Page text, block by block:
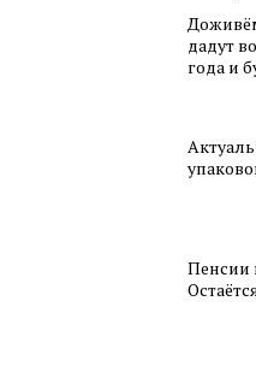
дадут
года и
Пенсии